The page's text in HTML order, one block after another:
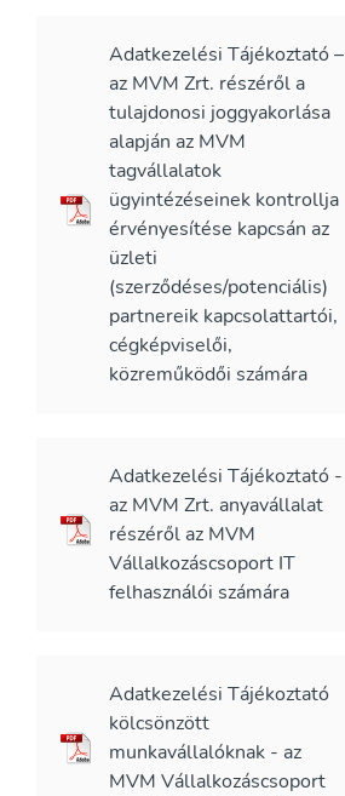
Adatkezelési Tájékoztató –
az MVM Zrt. részéről a
tulajdonosi joggyakorlása
alapján az MVM
tagvállalatok
ügyintézéseinek kontrollja
érvényesítése kapcsán az
üzleti
(szerződéses/potenciális)
partnereik kapcsolattartói,
cégképviselői,
közreműködői számára
Adatkezelési Tájékoztató -
az MVM Zrt. anyavállalat
részéről az MVM
Vállalkozáscsoport IT
felhasználói számára
Adatkezelési Tájékoztató
kölcsönzött
munkavállalóknak - az
MVM Vállalkozáscsoport